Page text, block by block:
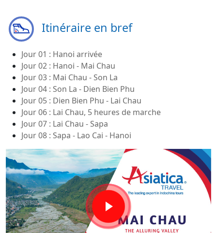
Itinéraire en bref
Jour 01 : Hanoi arrivée
Jour 02 : Hanoi - Mai Chau
Jour 03 : Mai Chau - Son La
Jour 04 : Son La - Dien Bien Phu
Jour 05 : Dien Bien Phu - Lai Chau
Jour 06 : Lai Chau, 5 heures de marche
Jour 07 : Lai Chau - Sapa
Jour 08 : Sapa - Lao Cai - Hanoi